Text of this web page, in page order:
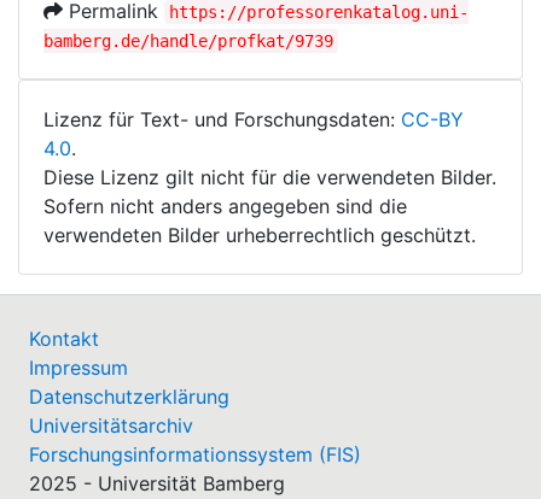
Permalink
https://professorenkatalog.uni-
bamberg.de/handle/profkat/9739
Lizenz für Text- und Forschungsdaten: CC-BY
4.0.
Diese Lizenz gilt nicht für die verwendeten Bilder.
Sofern nicht anders angegeben sind die
verwendeten Bilder urheberrechtlich geschützt.
Kontakt
Impressum
Datenschutzerklärung
Universitätsarchiv
Forschungsinformationssystem (FIS)
2025 - Universität Bamberg